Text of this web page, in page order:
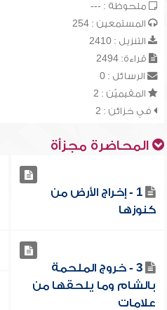
ملحوظة : ---
المستمعين : 254
التنزيل : 2410
قراءة: 2494
الرسائل : 0
المقيميّن : 2
في خزائن : 2
المحاضرة مجزأة
1 - إخراج الأرض من
كنوزها
3 - خروج الملحمة
بالشام وما يلحقها من
علامات